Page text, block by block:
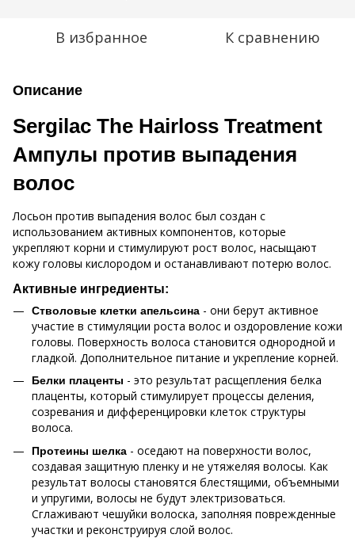
В избранное К сравнению
Описание
Sergilac The Hairloss Treatment
Ампулы против выпадения
волос
Лосьон против выпадения волос был создан с
использованием активных компонентов, которые
укрепляют корни и стимулируют рост волос, насыщают
кожу головы кислородом и останавливают потерю волос.
Активные ингредиенты:
Стволовые клетки апельсина - они берут активное
участие в стимуляции роста волос и оздоровление кожи
головы. Поверхность волоса становится однородной и
гладкой. Дополнительное питание и укрепление корней.
Белки плаценты - это результат расщепления белка
плаценты, который стимулирует процессы деления,
созревания и дифференцировки клеток структуры
волоса.
Протеины шелка - оседают на поверхности волос,
создавая защитную пленку и не утяжеляя волосы. Как
результат волосы становятся блестящими, объемными
и упругими, волосы не будут электризоваться.
Сглаживают чешуйки волоска, заполняя поврежденные
участки и реконструируя слой волос.